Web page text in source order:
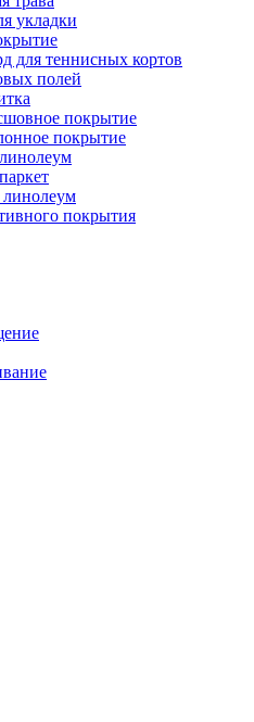
укладки
для теннисных кортов
полей
покрытие
покрытие
покрытия